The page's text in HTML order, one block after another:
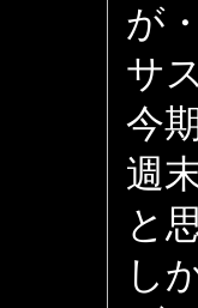
が
サ
今
週
と
し